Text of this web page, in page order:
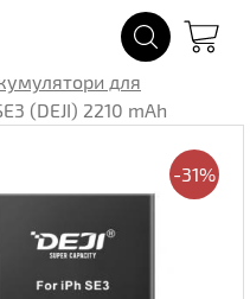
для
(DEJI) 2210 mAh
-31%